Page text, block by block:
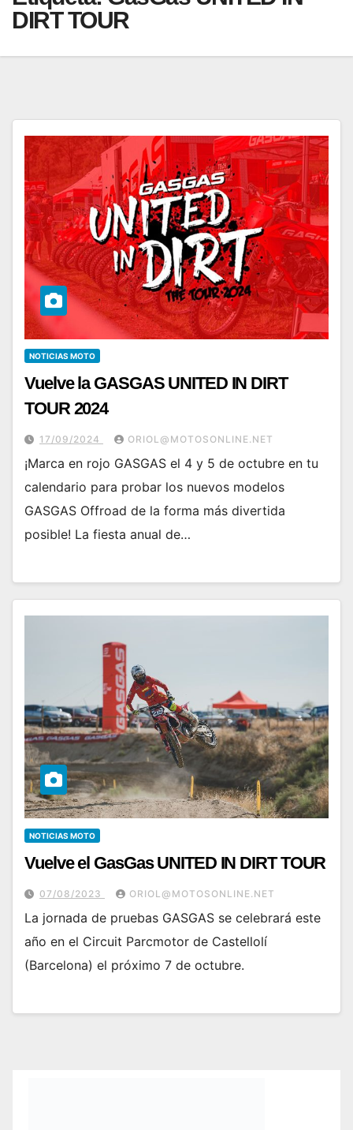
DIRT TOUR
NOTICIAS MOTO
Vuelve la GASGAS UNITED IN DIRT
TOUR 2024
17/09/2024 ORIOL@MOTOSONLINE.NET
¡Marca en rojo GASGAS el 4 y 5 de octubre en tu
calendario para probar los nuevos modelos
GASGAS Offroad de la forma más divertida
posible! La fiesta anual de…
NOTICIAS MOTO
Vuelve el GasGas UNITED IN DIRT TOUR
07/08/2023 ORIOL@MOTOSONLINE.NET
La jornada de pruebas GASGAS se celebrará este
año en el Circuit Parcmotor de Castellolí
(Barcelona) el próximo 7 de octubre.